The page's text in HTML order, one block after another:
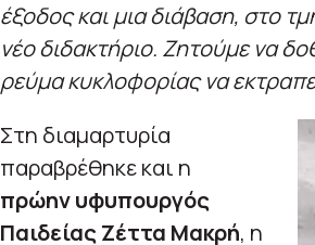
έξοδος και μια διάβαση, στο
νέο διδακτήριο. Ζητούμε να
ρεύμα κυκλοφορίας να
Στη διαμαρτυρία
παραβρέθηκε και η
πρώην υφυπουργός
Παιδείας Ζέττα Μακρή, η